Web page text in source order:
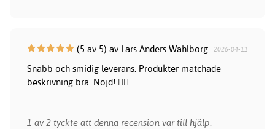
(5 av 5) av Lars Anders Wahlborg 2026-04-11
Snabb och smidig leverans. Produkter matchade
beskrivning bra. Nöjd! 👍🏻
1 av 2 tyckte att denna recension var till hjälp.